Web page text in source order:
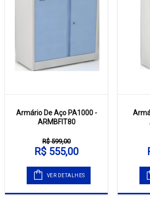
Armário De Aço PA1000 -
ARMBFIT80
R$ 599,00
R$ 555,00
VER DETALHES